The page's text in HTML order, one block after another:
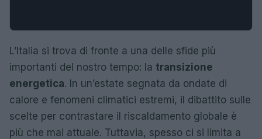
L’Italia si trova di fronte a una delle sfide più
importanti del nostro tempo: la transizione
energetica. In un’estate segnata da ondate di
calore e fenomeni climatici estremi, il dibattito sulle
scelte per contrastare il riscaldamento globale è
più che mai attuale. Tuttavia, spesso ci si limita a